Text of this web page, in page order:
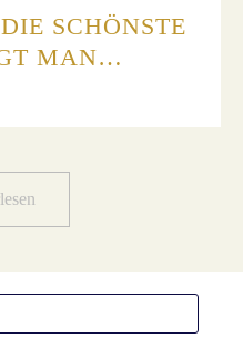
SCHÖNSTE
MAN…